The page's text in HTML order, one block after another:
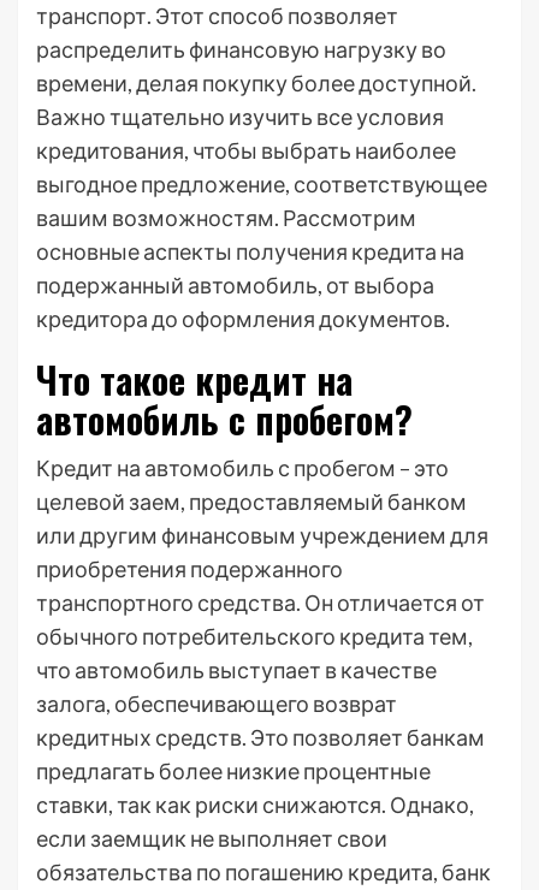
транспорт. Этот способ позволяет
распределить финансовую нагрузку во
времени, делая покупку более доступной.
Важно тщательно изучить все условия
кредитования, чтобы выбрать наиболее
выгодное предложение, соответствующее
вашим возможностям. Рассмотрим
основные аспекты получения кредита на
подержанный автомобиль, от выбора
кредитора до оформления документов.
Что такое кредит на
автомобиль с пробегом?
Кредит на автомобиль с пробегом – это
целевой заем, предоставляемый банком
или другим финансовым учреждением для
приобретения подержанного
транспортного средства. Он отличается от
обычного потребительского кредита тем,
что автомобиль выступает в качестве
залога, обеспечивающего возврат
кредитных средств. Это позволяет банкам
предлагать более низкие процентные
ставки, так как риски снижаются. Однако,
если заемщик не выполняет свои
обязательства по погашению кредита, банк